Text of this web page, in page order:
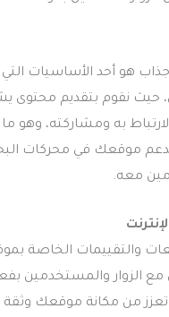
هو أحد الأساسيات
حيث نقوم بتقديم محتوى
به ومشاركته، وهو
موقعك في محركات
معه.
والتقييمات الخاصة
مع الزوار والمستخدمين
تعزز من مكانة موقعك وثقة